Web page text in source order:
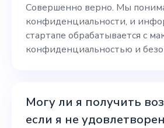
Совершенно верно. Мы
конфиденциальности, и
стартапе обрабатывается с
конфиденциальностью и
Могу ли я получить
если я не удовлетворен